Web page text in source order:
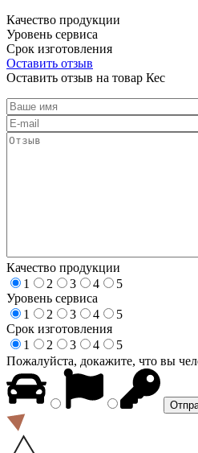
Качество продукции
Уровень сервиса
Срок изготовления
Оставить отзыв
Оставить отзыв на товар Кес
Качество продукции
1
2 3 4
5
Уровень сервиса
1
2 3 4
5
Срок изготовления
1
2 3 4
5
Пожалуйста, докажите, что вы